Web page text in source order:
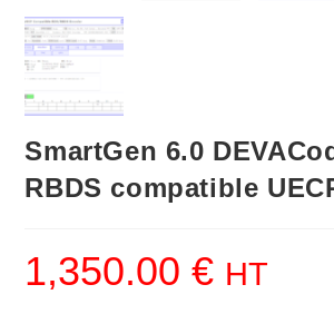
SmartGen 6.0
RBDS compatible
1,350.00€ HT